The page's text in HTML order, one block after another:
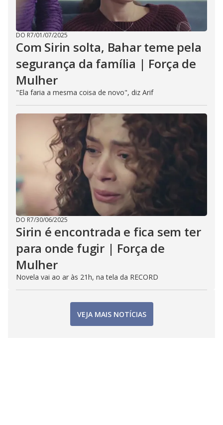
DO R7/01/07/2025
Com Sirin solta, Bahar teme pela
segurança da família | Força de
Mulher
"Ela faria a mesma coisa de novo", diz Arif
DO R7/30/06/2025
Sirin é encontrada e fica sem ter
para onde fugir | Força de
Mulher
Novela vai ao ar às 21h, na tela da RECORD
VEJA MAIS NOTÍCIAS